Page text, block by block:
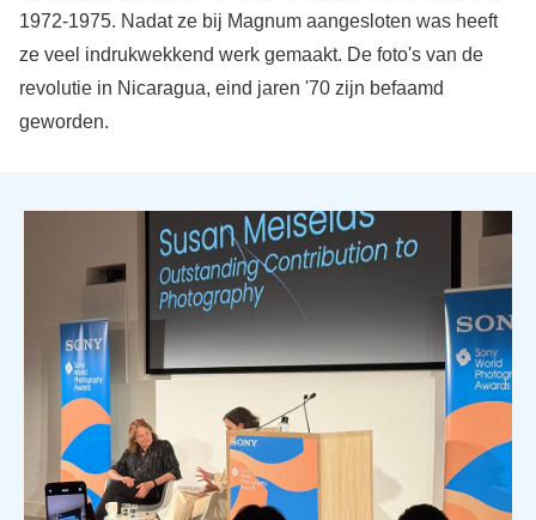
1972-1975. Nadat ze bij Magnum aangesloten was heeft
ze veel indrukwekkend werk gemaakt. De foto's van de
revolutie in Nicaragua, eind jaren '70 zijn befaamd
geworden.